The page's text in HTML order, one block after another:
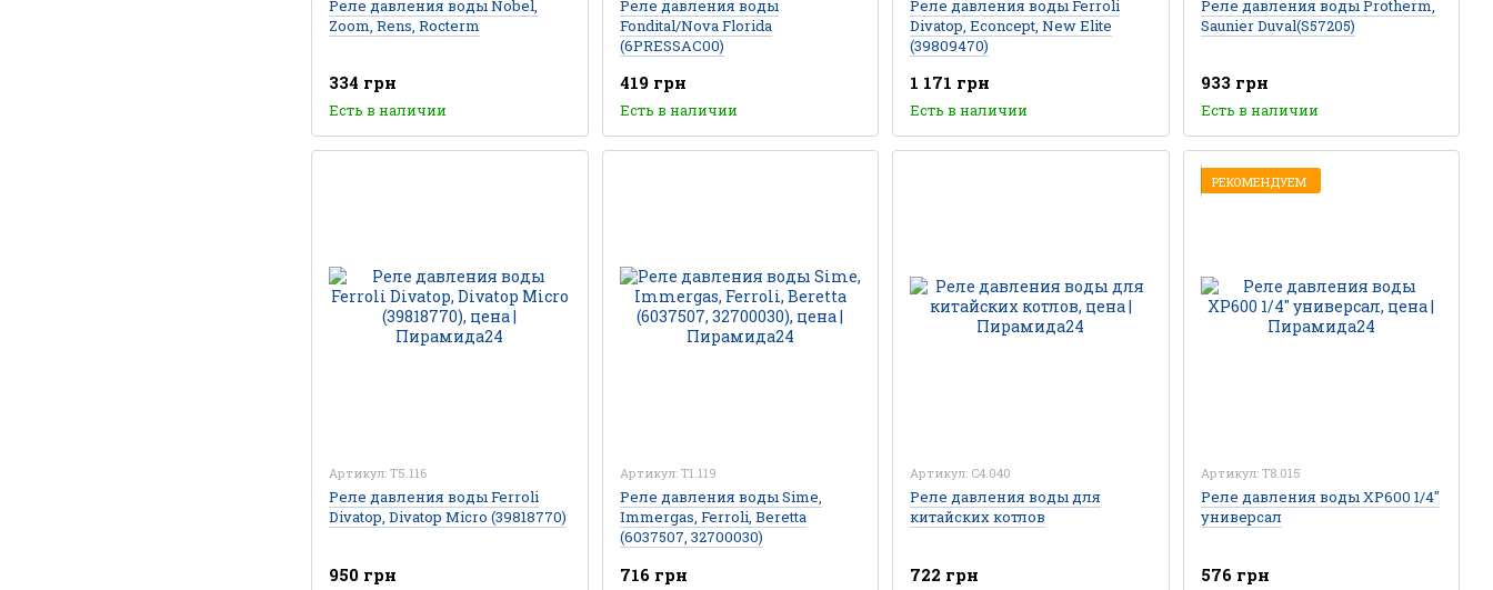
Реле давления воды Nobel,
Zoom, Rens, Rocterm
334 грн
Есть в наличии
Реле давления воды
Fondital/Nova Florida
(6PRESSAC00)
419 грн
Есть в наличии
Реле давления воды Ferroli
Divatop, Econcept, New Elite
(39809470)
1 171 грн
Есть в наличии
Реле давления воды Protherm,
Saunier Duval(S57205)
933 грн
Есть в наличии
Артикул: T5.116
Реле давления воды Ferroli
Divatop, Divatop Micro (39818770)
950 грн
Артикул: T1.119
Реле давления воды Sime,
Immergas, Ferroli, Beretta
(6037507, 32700030)
716 грн
Артикул: C4.040
Реле давления воды для
китайских котлов
722 грн
РЕКОМЕНДУЕМ
Артикул: T8.015
Реле давления воды XP600 1/4"
универсал
576 грн